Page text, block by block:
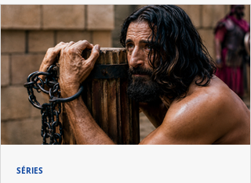
SÉRIES